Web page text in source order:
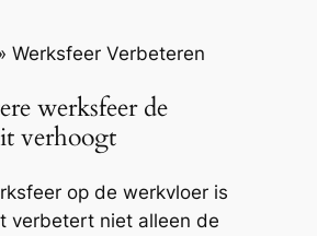
Werksfeer Verbeteren
werksfeer de
verhoogt
op de werkvloer is
verbetert niet alleen de